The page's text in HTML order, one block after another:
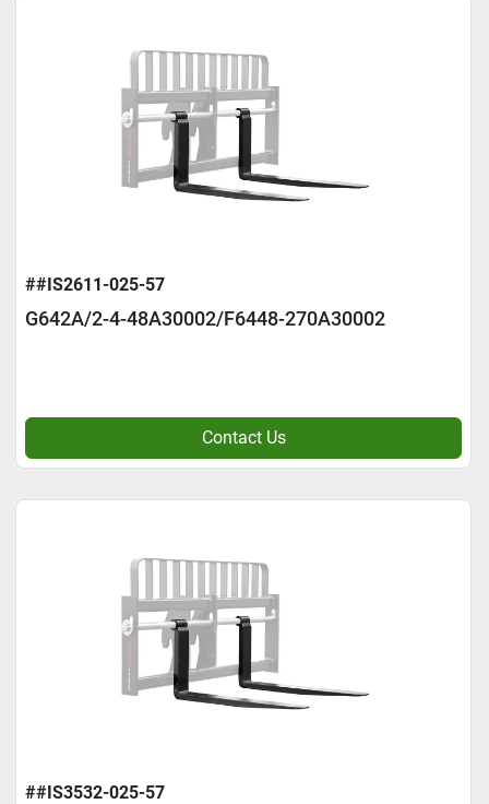
##IS2611-025-57
G642A/2-4-48A30002/F6448-270A30002
Contact Us
##IS3532-025-57